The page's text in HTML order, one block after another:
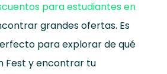
para estudiantes en
grandes ofertas. Es
para explorar de qué
Fest y encontrar tu